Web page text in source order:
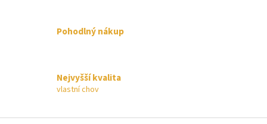
Pohodlný nákup
Nejvyšší kvalita
vlastní chov